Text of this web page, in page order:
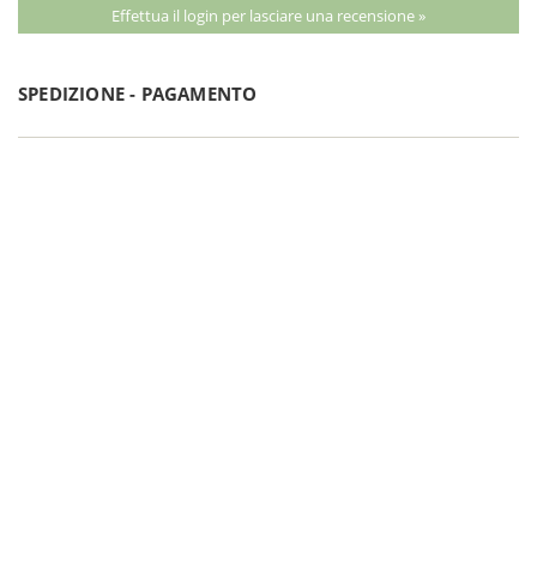
Effettua il login per lasciare una recensione »
SPEDIZIONE - PAGAMENTO